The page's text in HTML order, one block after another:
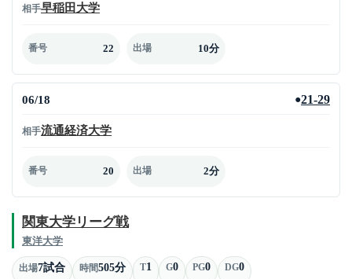
相手早稲田大学
番号 22 出場 10分
06/18 ●21-29
相手流通経済大学
番号 20 出場 2分
関東大学リーグ戦
東洋大学
出場7試合 時間505分 T1 G0 PG0 DG0